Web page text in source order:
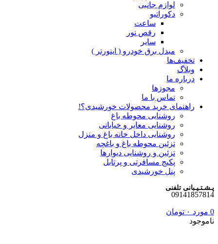
لوازم جانبی
دکوراتیو
ساعت
رقص نور
سایر
مبدل برق خودرو ( اینورتر )
تخفیف‌ها
وبلاگ
درباره ما
مجوزها
تماس با ما
راهنمای خرید محصولات خورشیدی؟!
روشنایی محوطه باغ
روشنایی معابر و خیابانی
روشنایی داخل خانه باغ و منزل
تزئین محوطه باغ و باغچه
تزئین و روشنایی دیوارها
پکیج مسافرتی و پرتابل
پنل خورشیدی
پـشـتـیـبانی تلفنی
09141857814
0 مورد ۰ تومان
ناموجود